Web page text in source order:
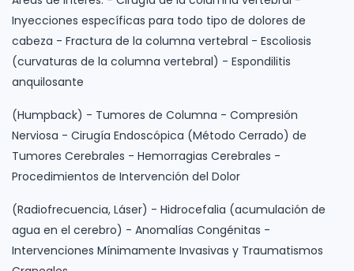
Inyecciones específicas para todo tipo de dolores de
cabeza - Fractura de la columna vertebral - Escoliosis
(curvaturas de la columna vertebral) - Espondilitis
anquilosante
(Humpback) - Tumores de Columna - Compresión
Nerviosa - Cirugía Endoscópica (Método Cerrado) de
Tumores Cerebrales - Hemorragias Cerebrales -
Procedimientos de Intervención del Dolor
(Radiofrecuencia, Láser) - Hidrocefalia (acumulación de
agua en el cerebro) - Anomalías Congénitas -
Intervenciones Mínimamente Invasivas y Traumatismos